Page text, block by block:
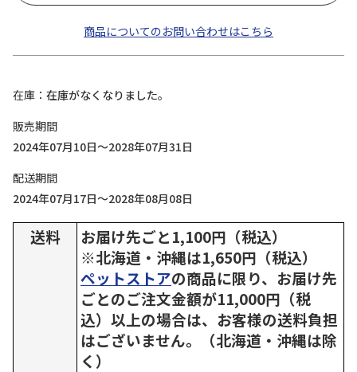
商品についてのお問い合わせはこちら
在庫
在庫がなくなりました。
販売期間
2024年07月10日～2028年07月31日
配送期間
2024年07月17日～2028年08月08日
送料
お届け先ごと1,100円（税込）
※北海道・沖縄は1,650円（税込）
ペットストアの商品に限り、お届け先
ごとのご注文金額が11,000円（税
込）以上の場合は、お客様の送料負担
はございません。（北海道・沖縄は除
く）